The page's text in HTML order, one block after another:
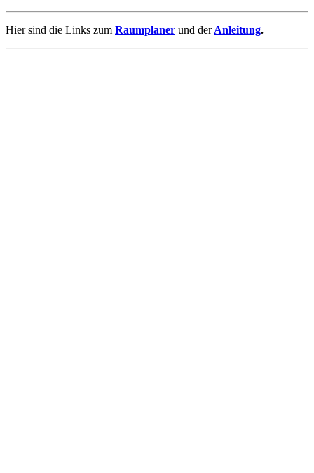
Hier sind die Links zum Raumplaner und der Anleitung.